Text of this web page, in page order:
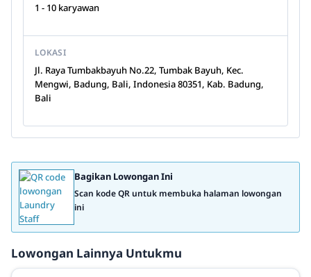
1 - 10 karyawan
LOKASI
Jl. Raya Tumbakbayuh No.22, Tumbak Bayuh, Kec.
Mengwi, Badung, Bali, Indonesia 80351, Kab. Badung,
Bali
Bagikan Lowongan Ini
Scan kode QR untuk membuka halaman lowongan
ini
Lowongan Lainnya Untukmu